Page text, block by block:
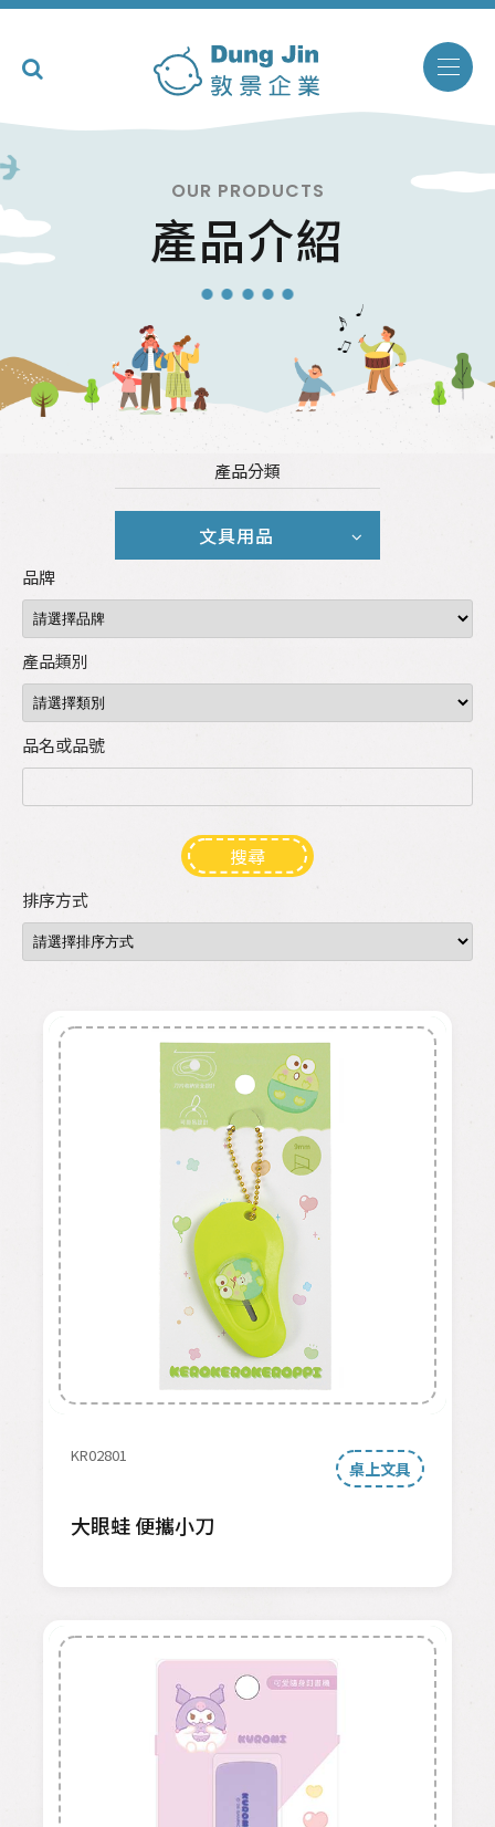
OUR PRODUCTS
產品介紹
產品分類
文具用品
品牌
產品類別
品名或品號
搜尋
排序方式
KR02801
桌上文具
大眼蛙 便攜小刀